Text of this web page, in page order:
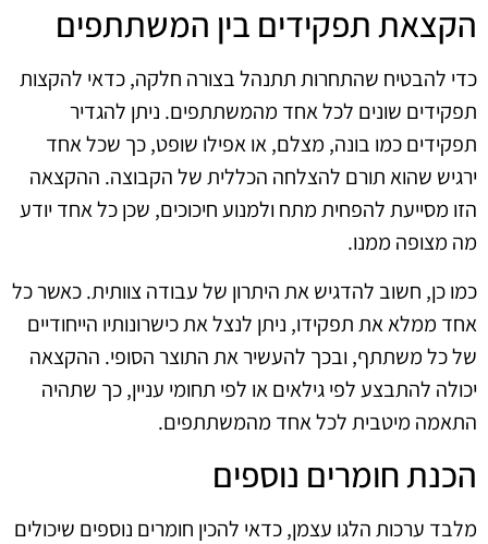
הקצאת תפקידים בין המשתתפים
כדי להבטיח שהתחרות תתנהל בצורה חלקה, כדאי להקצות
תפקידים שונים לכל אחד מהמשתתפים. ניתן להגדיר
תפקידים כמו בונה, מצלם, או אפילו שופט, כך שכל אחד
ירגיש שהוא תורם להצלחה הכללית של הקבוצה. ההקצאה
הזו מסייעת להפחית מתח ולמנוע חיכוכים, שכן כל אחד יודע
מה מצופה ממנו.
כמו כן, חשוב להדגיש את היתרון של עבודה צוותית. כאשר כל
אחד ממלא את תפקידו, ניתן לנצל את כישרונותיו הייחודיים
של כל משתתף, ובכך להעשיר את התוצר הסופי. ההקצאה
יכולה להתבצע לפי גילאים או לפי תחומי עניין, כך שתהיה
התאמה מיטבית לכל אחד מהמשתתפים.
הכנת חומרים נוספים
מלבד ערכות הלגו עצמן, כדאי להכין חומרים נוספים שיכולים